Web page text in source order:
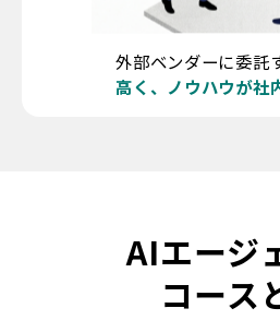
外部ベンダーに委託
高く、ノウハウが社
AIエージ
コース